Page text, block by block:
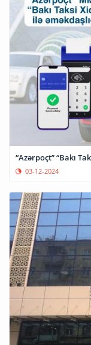
“Azərpoçt” “Bakı
03-12-2024